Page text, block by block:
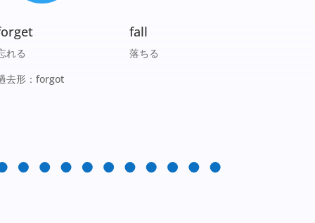
れる
去形：forgot
fall
落ちる